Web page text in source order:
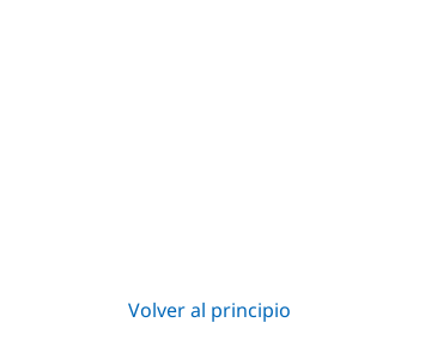
Volver al principio